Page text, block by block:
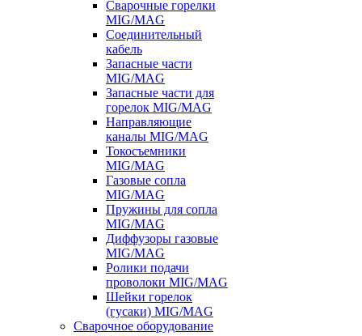
Сварочные горелки
MIG/MAG
Соединительный
кабель
Запасные части
MIG/MAG
Запасные части для
горелок MIG/MAG
Направляющие
каналы MIG/MAG
Токосъемники
MIG/MAG
Газовые сопла
MIG/MAG
Пружины для сопла
MIG/MAG
Диффузоры газовые
MIG/MAG
Ролики подачи
проволоки MIG/MAG
Шейки горелок
(гусаки) MIG/MAG
Сварочное оборудование